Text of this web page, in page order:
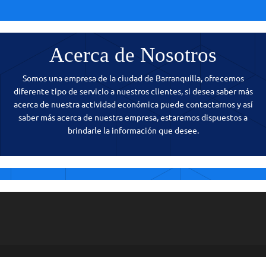
Acerca de Nosotros
Somos una empresa de la ciudad de Barranquilla, ofrecemos
diferente tipo de servicio a nuestros clientes, si desea saber más
acerca de nuestra actividad económica puede contactarnos y así
saber más acerca de nuestra empresa, estaremos dispuestos a
brindarle la información que desee.